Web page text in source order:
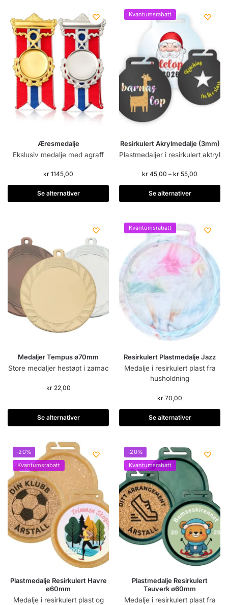
Æresmedalje
Ekslusiv medalje med agraff
kr 1145,00
Se alternativer
Kvantumsrabatt
Resirkulert Akrylmedalje (3mm)
Plastmedaljer i resirkulert aktryl
kr 45,00 – kr 55,00
Se alternativer
Medaljer Tempus ø70mm
Store medaljer hestøpt i zamac
kr22,00
Se alternativer
Kvantumsrabatt
Resirkulert Plastmedalje Jazz
Medalje i resirkulert plast fra
husholdning
kr 70,00
Se alternativer
-20%
Kvantumsrabatt
Plastmedalje Resirkulert Havre
ø60mm
Medalje i resirkulert plast og
-20%
Kvantumsrabatt
Plastmedalje Resirkulert
Tauverk ø60mm
Medalje i resirkulert plast fra